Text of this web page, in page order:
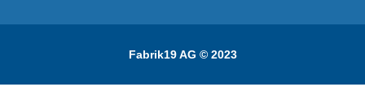
Fabrik19 AG © 2023